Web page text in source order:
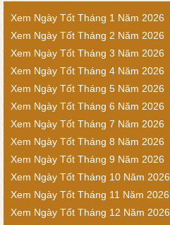
Xem Ngày Tốt Tháng 1 Năm 2026
Xem Ngày Tốt Tháng 2 Năm 2026
Xem Ngày Tốt Tháng 3 Năm 2026
Xem Ngày Tốt Tháng 4 Năm 2026
Xem Ngày Tốt Tháng 5 Năm 2026
Xem Ngày Tốt Tháng 6 Năm 2026
Xem Ngày Tốt Tháng 7 Năm 2026
Xem Ngày Tốt Tháng 8 Năm 2026
Xem Ngày Tốt Tháng 9 Năm 2026
Xem Ngày Tốt Tháng 10 Năm 2026
Xem Ngày Tốt Tháng 11 Năm 2026
Xem Ngày Tốt Tháng 12 Năm 2026